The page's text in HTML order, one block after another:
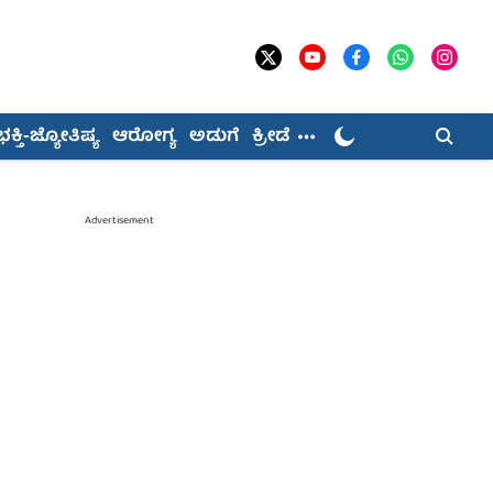
ಜ್ಯೋತಿಷ್ಯ ಆರೋಗ್ಯ ಅಡುಗೆ ಕ್ರೀಡೆ
Advertisement